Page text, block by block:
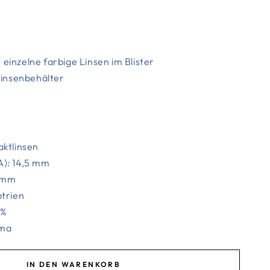
einzelne farbige Linsen im Blister
14,5 mm
IN DEN WARENKORB